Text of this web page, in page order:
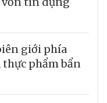
giới phía
thực phẩm bẩn